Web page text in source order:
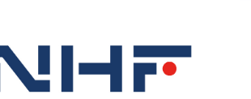
doc. Ing., PhD.